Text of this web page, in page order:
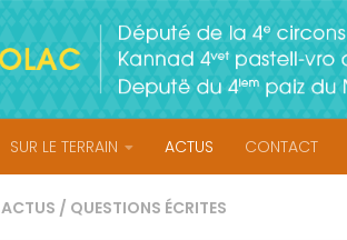
SUR LE TERRAIN ACTUS CONTACT
ACTUS / QUESTIONS ÉCRITES